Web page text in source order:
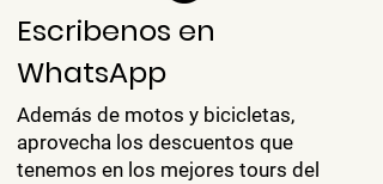
Escribenos en
WhatsApp
Además de motos y bicicletas,
aprovecha los descuentos que
tenemos en los mejores tours del